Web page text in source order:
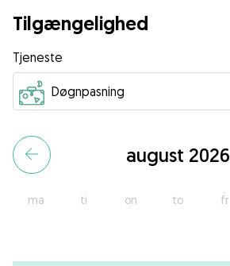
Tilgængelighed
Tjeneste
august 2026
ma ti on to fr